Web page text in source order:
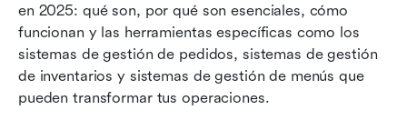
en 2025: qué son, por qué son esenciales, cómo
funcionan y las herramientas específicas como los
sistemas de gestión de pedidos, sistemas de gestión
de inventarios y sistemas de gestión de menús que
pueden transformar tus operaciones.